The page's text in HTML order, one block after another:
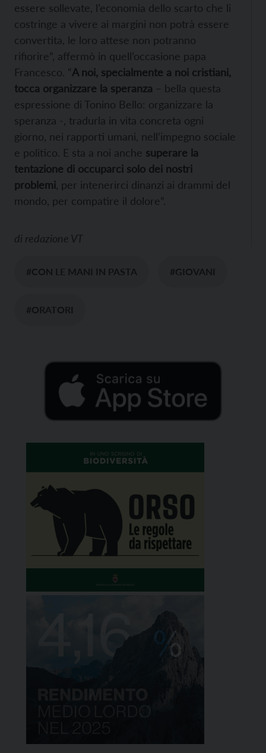
essere sollevate, l’economia dello scarto che li
costringe a vivere ai margini non potrà essere
convertita, le loro attese non potranno
rifiorire”, affermò in quell’occasione papa
Francesco. “A noi, specialmente a noi cristiani,
tocca organizzare la speranza – bella questa
espressione di Tonino Bello: organizzare la
speranza -, tradurla in vita concreta ogni
giorno, nei rapporti umani, nell’impegno sociale
e politico. E sta a noi anche superare la
tentazione di occuparci solo dei nostri
problemi , per intenerirci dinanzi ai drammi del
mondo, per compatire il dolore”.
di redazione VT
#CON LE MANI IN PASTA #GIOVANI
#ORATORI